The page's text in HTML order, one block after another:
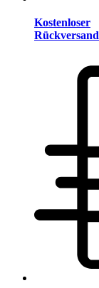
Kostenloser
Rückversand